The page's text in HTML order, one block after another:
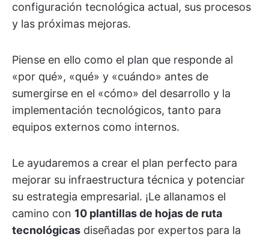
configuración tecnológica actual, sus procesos
y las próximas mejoras.
Piense en ello como el plan que responde al
«por qué», «qué» y «cuándo» antes de
sumergirse en el «cómo» del desarrollo y la
implementación tecnológicos, tanto para
equipos externos como internos.
Le ayudaremos a crear el plan perfecto para
mejorar su infraestructura técnica y potenciar
su estrategia empresarial. ¡Le allanamos el
camino con 10 plantillas de hojas de ruta
tecnológicas diseñadas por expertos para la